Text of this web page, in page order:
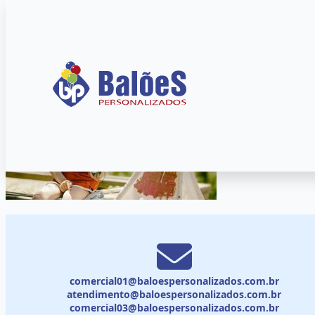
comercial01@baloespersonalizados.com.br
atendimento@baloespersonalizados.com.br
comercial03@baloespersonalizados.com.br